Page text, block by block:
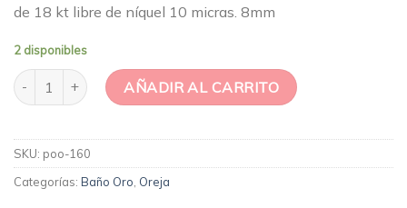
de 18 kt libre de níquel 10 micras. 8mm
2 disponibles
Piercing corona con circones cantidad
AÑADIR AL CARRITO
SKU: poo-160
Categorías: Baño Oro Oreja